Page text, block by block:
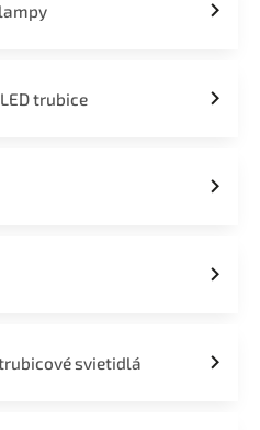
trubice
svietidlá